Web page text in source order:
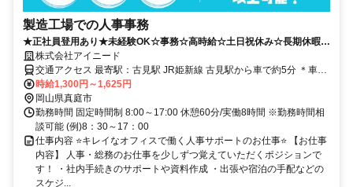
製造工場での人事事務
★正社員登用あり★未経験OK☆事務☆高時給☆土日祝休み☆長期休暇あ
り☆日払い週払い可能☆
株式会社アイニード
交通アクセス 最寄駅：古見駅 JR姫新線 古見駅から車で約5分 ＊車通
勤OK,バイク通勤OK
時給1,300円～1,625円
岡山県真庭市
勤務時間 固定時間制 8:00～17:00 休憩60分/実働8時間 ※勤務時間相
談可能 (例)8：30～17：00
仕事内容 ⭐キレイなオフィスで働く人事サポートのお仕事⭐ 【お仕事
内容】 人事・総務のお仕事を少しずつ覚えていただくポジションで
す！ ・社内手続きのサポートや資料作成 ・出張や宿泊の手配などの
スケジ...